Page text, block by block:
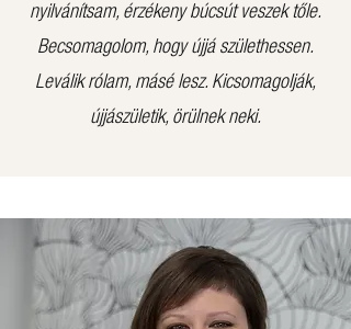
nyilvánítsam, érzékeny búcsút veszek tőle.
Becsomagolom, hogy újjá születhessen.
Leválik rólam, másé lesz. Kicsomagolják,
újjászületik, örülnek neki.